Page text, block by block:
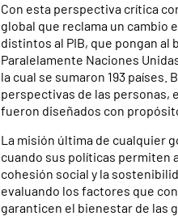
Con esta perspectiva crítica
global que reclama un cambio
distintos al PIB, que pongan al
Paralelamente Naciones
la cual se sumaron 193 países.
perspectivas de las personas,
fueron diseñados con
La misión última de cualquier
cuando sus políticas permiten
cohesión social y la
evaluando los factores que
garanticen el bienestar de las